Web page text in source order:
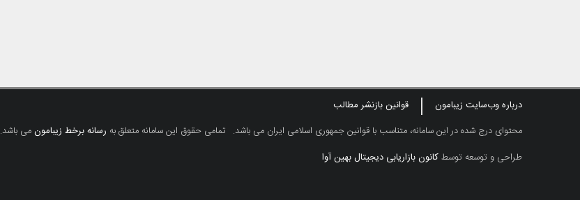
درباره وب‌سایت زیبامون
قوانین بازنشر مطالب
محتوای درج شده در این سامانه، متناسب با قوانین جمهوری اسلامی ایران می باشد. تمامی حقوق این سامانه متعلق به رسانه برخط زیبامونمی باشد.
طراحی و توسعه توسطکانون بازاریابی دیجیتال بهین آوا